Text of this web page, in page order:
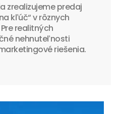
zrealizujeme predaj
kľúč“ v rôznych
realitných
nehnuteľnosti
riešenia.